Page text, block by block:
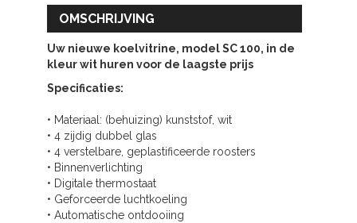
OMSCHRIJVING
Uw nieuwe koelvitrine, model SC 100, in de
kleur wit huren voor de laagste prijs
Specificaties:
• Materiaal: (behuizing) kunststof, wit
• 4 zijdig dubbel glas
• 4 verstelbare, geplastificeerde roosters
• Binnenverlichting
• Digitale thermostaat
• Geforceerde luchtkoeling
• Automatische ontdooiing